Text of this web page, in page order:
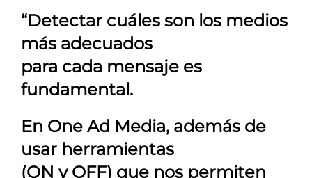
“Detectar cuáles son los medios
más adecuados
para cada mensaje es
fundamental.
En One Ad Media, además de
usar herramientas
(ON y OFF) que nos permiten